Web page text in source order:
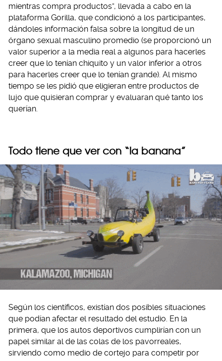
mientras compra productos”, llevada a cabo en la
plataforma Gorilla, que condicionó a los participantes,
dándoles información falsa sobre la longitud de un
órgano sexual masculino promedio (se proporcionó un
valor superior a la media real a algunos para hacerles
creer que lo tenían chiquito y un valor inferior a otros
para hacerles creer que lo tenían grande). Al mismo
tiempo se les pidió que eligieran entre productos de
lujo que quisieran comprar y evaluaran qué tanto los
querían.
Todo tiene que ver con “la banana”
Según los científicos, existían dos posibles situaciones
que podían afectar el resultado del estudio. En la
primera, que los autos deportivos cumplirían con un
papel similar al de las colas de los pavorreales,
sirviendo como medio de cortejo para competir por